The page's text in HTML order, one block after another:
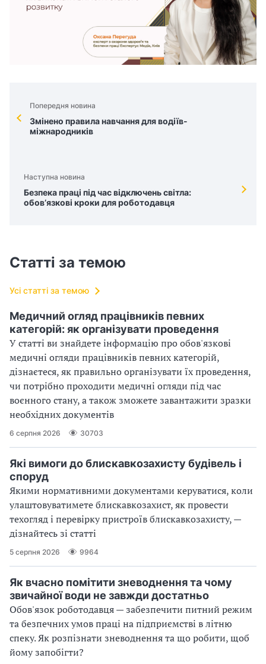
Попередня новина
Змінено правила навчання для водіїв-
міжнародників
Наступна новина
Безпека праці під час відключень світла:
обов’язкові кроки для роботодавця
Статті за темою
Усі статті за темою
Медичний огляд працівників певних
категорій: як організувати проведення
У статті ви знайдете інформацію про обов'язкові
медичні огляди працівників певних категорій,
дізнаєтеся, як правильно організувати їх проведення,
чи потрібно проходити медичні огляди під час
воєнного стану, а також зможете завантажити зразки
необхідних документів
6 серпня 2026 30703
Які вимоги до блискавкозахисту будівель і
споруд
Якими нормативними документами керуватися, коли
улаштовуватимете блискавкозахист, як провести
техогляд і перевірку пристроїв блискавкозахисту, —
дізнайтесь зі статті
5 серпня 2026 9964
Як вчасно помітити зневоднення та чому
звичайної води не завжди достатньо
Обов'язок роботодавця — забезпечити питний режим
та безпечних умов праці на підприємстві в літню
спеку. Як розпізнати зневоднення та що робити, щоб
йому запобігти?